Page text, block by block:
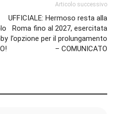
Articolo successivo
UFFICIALE: Hermoso resta alla
Roma fino al 2027, esercitata
l’opzione per il prolungamento
– COMUNICATO